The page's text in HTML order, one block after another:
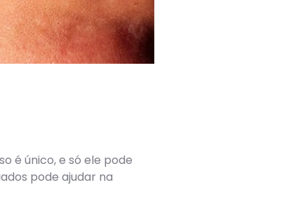
é único, e só ele pode
pode ajudar na